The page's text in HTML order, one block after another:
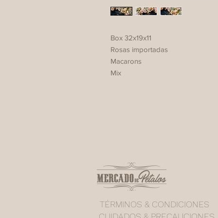
Box 32x19x11
Rosas importadas
Macarons
Mix
TÉRMINOS & CONDICIONES